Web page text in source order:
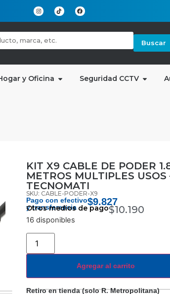
Buscar
y Oficina Seguridad CCTV
KIT X9 CABLE DE PODER
METROS MULTIPLES USOS
TECNOMATI
SKU: CABLE-PODER-X9
Pago con efectivo
y transferencia
$9.827
Otros medios de pago$10.190
16 disponibles
Agregar al carrito
Retiro en tienda (solo R. Metropolitana)